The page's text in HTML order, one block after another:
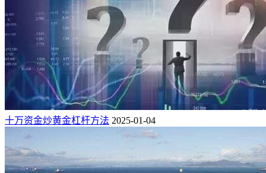
十万资金炒黄金杠杆方法 2025-01-04